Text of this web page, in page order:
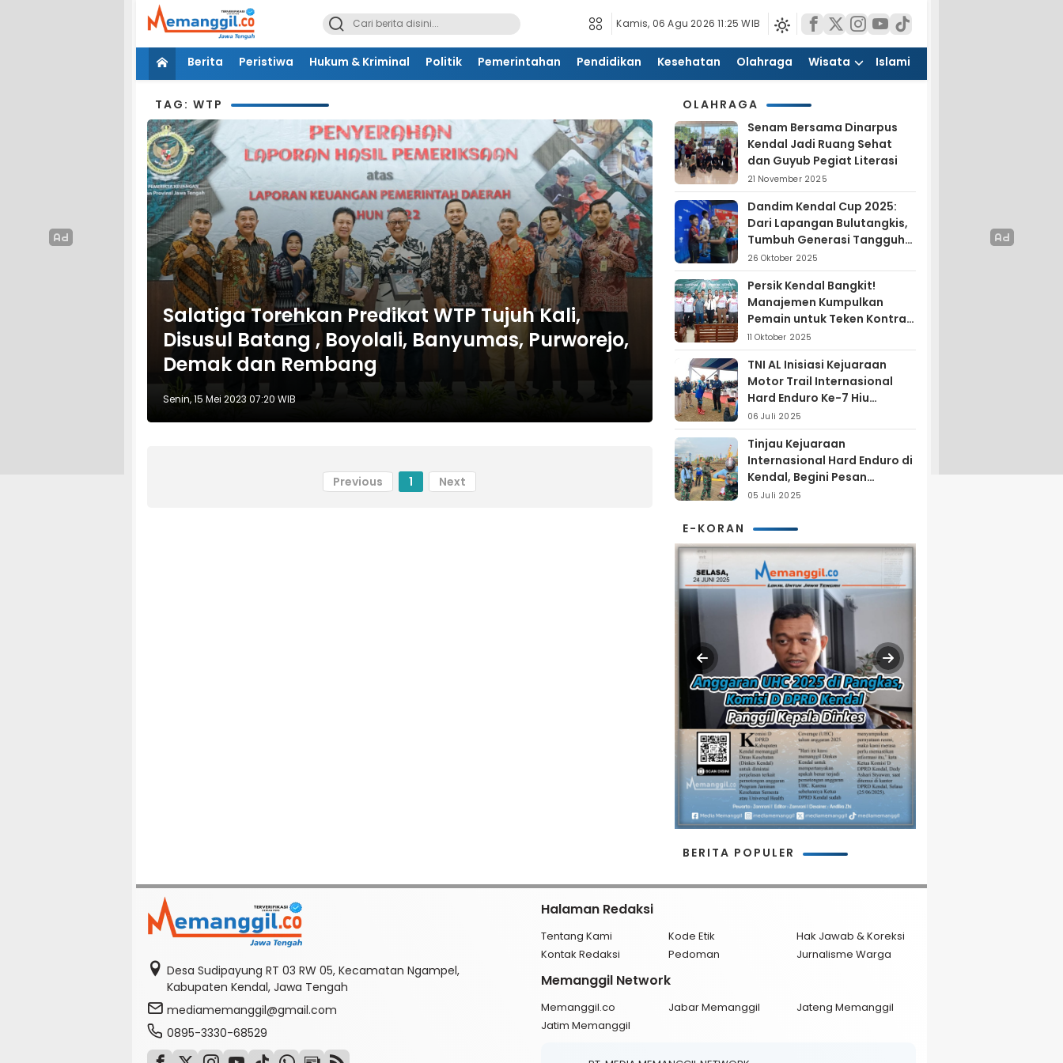
Kamis, 06 Agu 2026 11:25 WIB
Berita Peristiwa Hukum & Kriminal Politik Pemerintahan Pendidikan Kesehatan Olahraga Wisata Islami
TAG: WTP
Salatiga Torehkan Predikat WTP Tujuh Kali,
Disusul Batang , Boyolali, Banyumas, Purworejo,
Demak dan Rembang
Senin, 15 Mei 2023 07:20 WIB
Previous 1 Next
OLAHRAGA
Senam Bersama Dinarpus
Kendal Jadi Ruang Sehat
dan Guyub Pegiat Literasi
21 November 2025
Dandim Kendal Cup 2025:
Dari Lapangan Bulutangkis,
Tumbuh Generasi Tangguh
dan Nasionalis
26 Oktober 2025
Persik Kendal Bangkit!
Manajemen Kumpulkan
Pemain untuk Teken Kontrak
Jelang Liga 4
11 Oktober 2025
TNI AL Inisiasi Kejuaraan
Motor Trail Internasional
Hard Enduro Ke-7 Hiu
Selatan
06 Juli 2025
Tinjau Kejuaraan
Internasional Hard Enduro di
Kendal, Begini Pesan
Laksamana Pertama TNI AL
05 Juli 2025
E-KORAN
BERITA POPULER
Desa Sudipayung RT 03 RW 05, Kecamatan Ngampel,
Kabupaten Kendal, Jawa Tengah
mediamemanggil@gmail.com
0895-3330-68529
Halaman Redaksi
Tentang Kami Kode Etik
Hak Jawab & Koreksi
Kontak Redaksi
Pedoman Jurnalisme Warga
Memanggil Network
Memanggil.co Jabar Memanggil
Jateng Memanggil
Jatim Memanggil